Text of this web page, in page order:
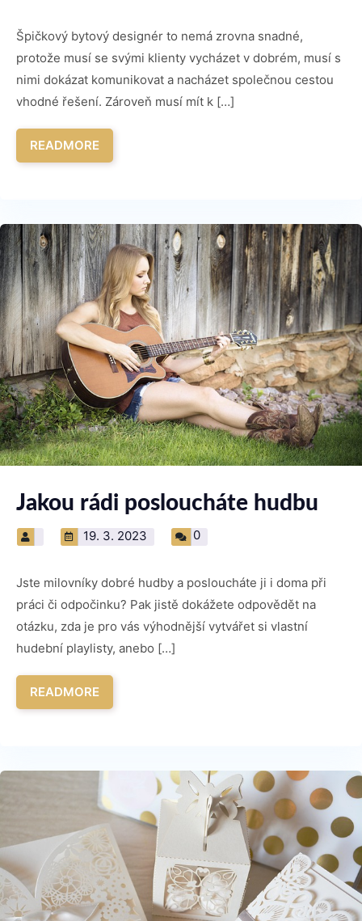
Špičkový bytový designér to nemá zrovna snadné,
protože musí se svými klienty vycházet v dobrém, musí s
nimi dokázat komunikovat a nacházet společnou cestou
vhodné řešení. Zároveň musí mít k […]
READMORE
Jakou rádi posloucháte hudbu
19. 3. 2023 0
Jste milovníky dobré hudby a posloucháte ji i doma při
práci či odpočinku? Pak jistě dokážete odpovědět na
otázku, zda je pro vás výhodnější vytvářet si vlastní
hudební playlisty, anebo […]
READMORE